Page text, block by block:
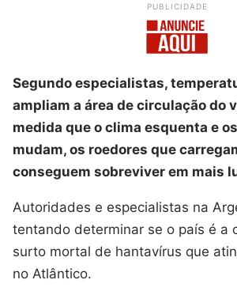
PUBLICIDADE
Segundo especialistas,
ampliam a área de circulação do
medida que o clima esquenta e
mudam, os roedores que
conseguem sobreviver em mais
Autoridades e especialistas na
tentando determinar se o país é a
surto mortal de hantavírus que
no Atlântico.